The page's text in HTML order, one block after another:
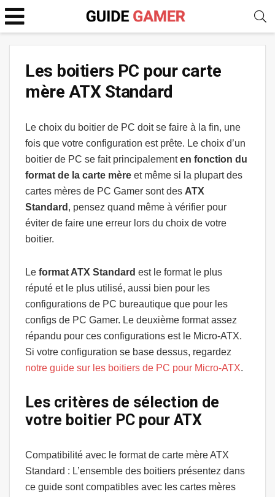
Les boitiers PC pour carte
mère ATX Standard
Le choix du boitier de PC doit se faire à la fin, une
fois que votre configuration est prête. Le choix d’un
boitier de PC se fait principalementen fonction du
format de la carte mère et même si la plupart des
cartes mères de PC Gamer sont des ATX
Standard , pensez quand même à vérifier pour
éviter de faire une erreur lors du choix de votre
boitier.
Le format ATX Standard est le format le plus
réputé et le plus utilisé, aussi bien pour les
configurations de PC bureautique que pour les
configs de PC Gamer. Le deuxième format assez
répandu pour ces configurations est le Micro-ATX.
Si votre configuration se base dessus, regardez
notre guide sur les boitiers de PC pour Micro-ATX.
Les critères de sélection de
votre boitier PC pour ATX
Compatibilité avec le format de carte mère ATX
Standard : L’ensemble des boitiers présentez dans
ce guide sont compatibles avec les cartes mères